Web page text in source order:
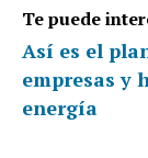
Te puede
Así es el
empresas y
energía